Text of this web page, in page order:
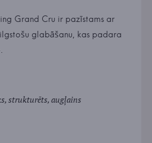
Grand Cru ir pazīstams ar
glabāšanu, kas padara
strukturēts, augļains